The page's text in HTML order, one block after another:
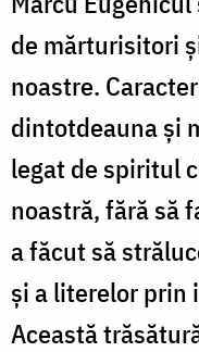
de mărturisitori
noastre.
dintotdeauna și
legat de spiritul
noastră, fără să
a făcut să
și a literelor prin
Această